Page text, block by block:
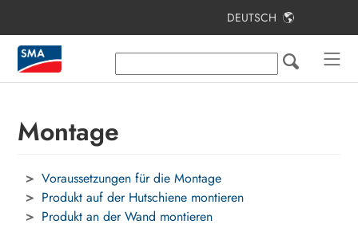
DEUTSCH
Montage
Voraussetzungen für die Montage
Produkt auf der Hutschiene montieren
Produkt an der Wand montieren
Inhaltsverzeichnis
Hinweise zu diesem Dokument
Lieferumfang
Produktübersicht
Montage